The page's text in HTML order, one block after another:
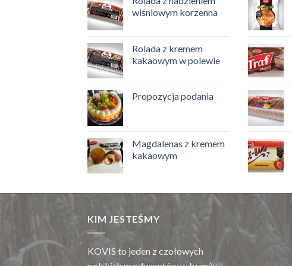
wiśniowym korzenna
Rolada z kremem
kakaowym w polewie
Propozycja podania
Magdalenas z kremem
kakaowym
KIM JESTEŚMY
KOVIS to jeden z czołowych